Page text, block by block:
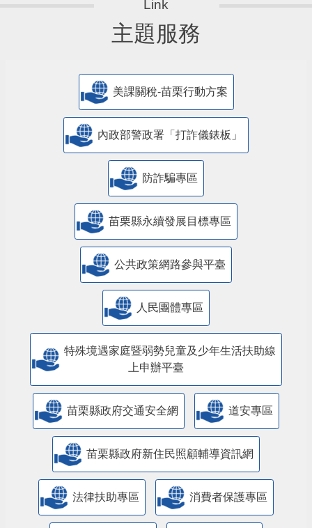
主題服務
美課關稅-苗栗行動方案
內政部警政署「打詐儀錶板」
防詐騙專區
苗栗縣永續發展目標專區
公共政策網路參與平臺
人民團體專區
特殊境遇家庭暨弱勢兒童及少年生活扶助線
上申辦平臺
苗栗縣政府交通安全網 道安專區
苗栗縣政府新住民照顧輔導資訊網
法律扶助專區 消費者保護專區